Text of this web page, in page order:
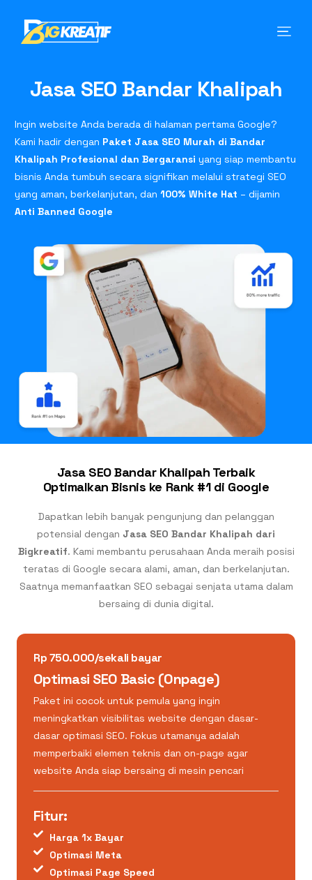
Jasa SEO Bandar Khalipah
Ingin website Anda berada di halaman pertama Google?
Kami hadir dengan Paket Jasa SEO Murah di Bandar
Khalipah Profesional dan Bergaransi yang siap membantu
bisnis Anda tumbuh secara signifikan melalui strategi SEO
yang aman, berkelanjutan, dan100% White Hat – dijamin
Anti Banned Google
Jasa SEO Bandar Khalipah Terbaik
Optimalkan Bisnis ke Rank #1 di Google
Dapatkan lebih banyak pengunjung dan pelanggan
potensial dengan Jasa SEO Bandar Khalipah dari
Bigkreatif. Kami membantu perusahaan Anda meraih posisi
teratas di Google secara alami, aman, dan berkelanjutan.
Saatnya memanfaatkan SEO sebagai senjata utama dalam
bersaing di dunia digital.
Rp 750.000/sekali bayar
Optimasi SEO Basic (Onpage)
Paket ini cocok untuk pemula yang ingin
meningkatkan visibilitas website dengan dasar-
dasar optimasi SEO. Fokus utamanya adalah
memperbaiki elemen teknis dan on-page agar
website Anda siap bersaing di mesin pencari
Fitur:
Harga 1x Bayar
Optimasi Meta
Optimasi Page Speed